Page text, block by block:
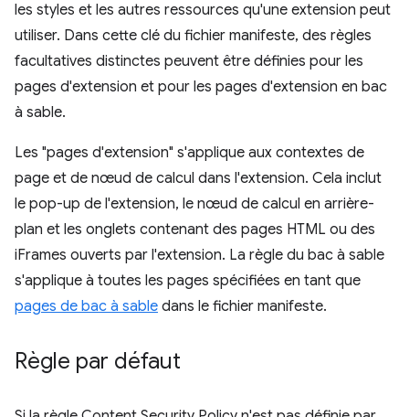
les styles et les autres ressources qu'une extension peut
utiliser. Dans cette clé du fichier manifeste, des règles
facultatives distinctes peuvent être définies pour les
pages d'extension et pour les pages d'extension en bac
à sable.
Les "pages d'extension" s'applique aux contextes de
page et de nœud de calcul dans l'extension. Cela inclut
le pop-up de l'extension, le nœud de calcul en arrière-
plan et les onglets contenant des pages HTML ou des
iFrames ouverts par l'extension. La règle du bac à sable
s'applique à toutes les pages spécifiées en tant que
pages de bac à sable dans le fichier manifeste.
Règle par défaut